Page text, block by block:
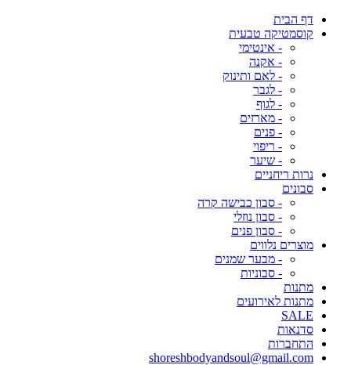
דף הבית
קוסמטיקה טבעית
- אינטימי
- אקנה
- לאם ותינוק
- לגבר
- לגוף
- מארזים
- פנים
- ריפוי
- שיער
נרות ריחניים
סבונים
- סבון כבישה קרה
- סבון נוזלי
- סבון פנים
מוצרים נלווים
- מבער שמנים
- סבוניות
מתנות
מתנות לאירועים
SALE
סדנאות
התחברות
shoreshbodyandsoul@gmail.com